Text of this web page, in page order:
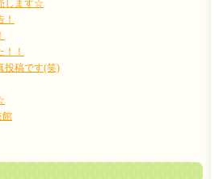
します☆
！
投稿です(笑)
館